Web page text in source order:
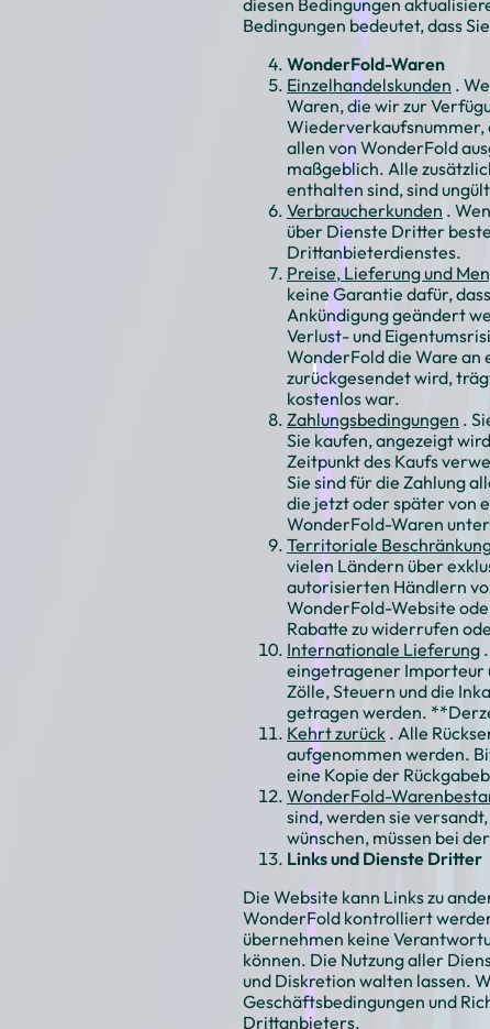
diesen Bedingungen
Bedingungen bedeutet, dass
WonderFold-Waren
Einzelhandelskunden .
Waren, die wir zur
Wiederverkaufsnummer,
allen von WonderFold
maßgeblich. Alle
enthalten sind, sind
Verbraucherkunden .
über Dienste Dritter
Drittanbieterdienstes.
Preise, Lieferung und
keine Garantie dafür,
Ankündigung geändert
Verlust- und
WonderFold die Ware
zurückgesendet wird,
kostenlos war.
Zahlungsbedingungen .
Sie kaufen, angezeigt
Zeitpunkt des Kaufs
Sie sind für die Zahlung
die jetzt oder später von
WonderFold-Waren
Territoriale
vielen Ländern über
autorisierten Händlern
WonderFold-Website
Rabatte zu widerrufen
Internationale Lieferung
eingetragener Importeur
Zölle, Steuern und die
getragen werden.
Kehrt zurück . Alle
aufgenommen werden.
eine Kopie der
WonderFold-
sind, werden sie
wünschen, müssen bei
Links und Dienste Dritter
Die Website kann Links zu
WonderFold kontrolliert
übernehmen keine
können. Die Nutzung aller
und Diskretion walten lassen.
Geschäftsbedingungen und
Drittanbieters.